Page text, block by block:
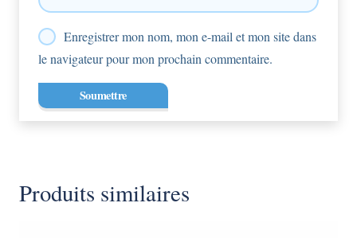
Enregistrer mon nom, mon e-mail et mon site dans
le navigateur pour mon prochain commentaire.
Produits similaires